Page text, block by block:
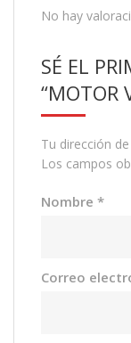
No hay
SÉ EL
“MOTOR
Tu dirección
Los campos
Nombre *
Correo